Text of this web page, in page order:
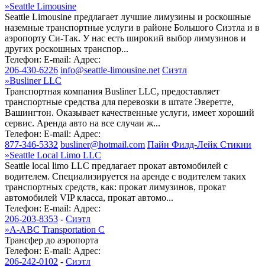
»Seattle Limousine
Seattle Limousine предлагает лучшие лимузины и роскошные
наземные транспортные услуги в районе Большого Сиэтла и в
аэропорту Си-Так. У нас есть широкий выбор лимузинов и
других роскошных транспор...
Телефон: E-mail: Адрес:
206-430-6226 info@seattle-limousine.net Сиэтл
»Busliner LLC
Транспортная компания Busliner LLC, предоставляет
транспортные средства для перевозки в штате Эверетте,
Вашингтон. Оказывает качественные услуги, имеет хороший
сервис. Аренда авто на все случаи ж...
Телефон: E-mail: Адрес:
877-346-5332 busliner@hotmail.com Пайн Филд-Лейк Стикни
»Seattle Local Limo LLC
Seattle local limo LLC предлагает прокат автомобилей с
водителем. Специализируется на аренде с водителем таких
транспортных средств, как: прокат лимузинов, прокат
автомобилей VIP класса, прокат автомо...
Телефон: E-mail: Адрес:
206-203-8353 - Сиэтл
»A-ABC Transportation C
Трансфер до аэропорта
Телефон: E-mail: Адрес:
206-242-0102 - Сиэтл